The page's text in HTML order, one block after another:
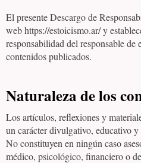
El presente Descargo de
web https://estoicismo.ar/ y
responsabilidad del responsable
contenidos publicados.
Naturaleza de los
Los artículos, reflexiones y
un carácter divulgativo, educativo
No constituyen en ningún caso
médico, psicológico, financiero o